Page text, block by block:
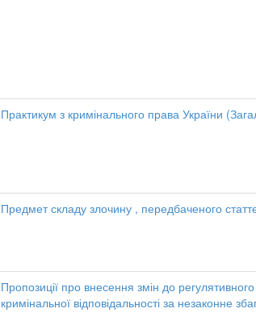
Практикум з кримінального права України
Предмет складу злочину , передбаченого
Пропозиції про внесення змін до
кримінальної відповідальності за незаконне